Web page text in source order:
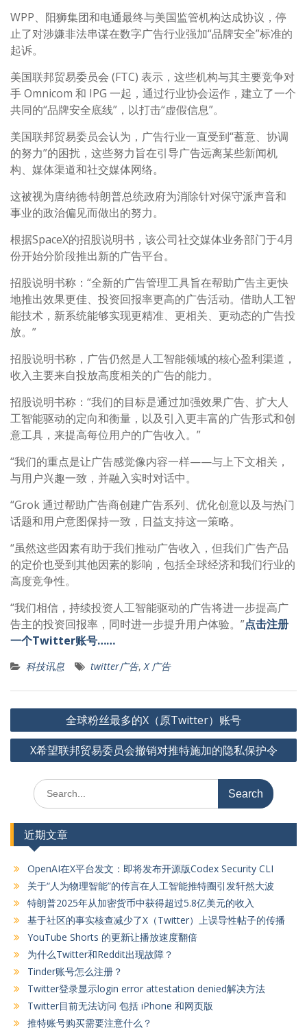
WPP、阳狮集团和电通最终与美国监管机构达成协议，停
止了对涉嫌非法串谋在数字广告行业强加“品牌安全”标准的
起诉。
美国联邦贸易委员会 (FTC) 表示，这些机构与其主要竞争对
手 Omnicom 和 IPG 一起，通过行业协会运作，建立了一个
共同的“品牌安全底线”，以打击“虚假信息”。
美国联邦贸易委员会认为，广告行业一直受到“蓄意、协调
的努力”的困扰，这些努力旨在引导广告远离某些新闻机
构、媒体渠道和社交媒体网络。
这被视为唐纳德·特朗普总统政府为消除针对保守派声音和
事业的政治偏见而做出的努力。
根据SpaceX的招股说明书，该公司社交媒体业务部门于4月
份开始分阶段推出新的广告平台。
招股说明书称：“全新的广告管理工具旨在帮助广告主更快
地推出效果更佳、投资回报率更高的广告活动。借助人工智
能技术，新系统能够实现更精准、更相关、更动态的广告投
放。”
招股说明书称，广告仍然是人工智能领域的核心盈利渠道，
收入主要来自投放高度相关的广告的能力。
招股说明书称：“我们的目标是通过加强效果广告、扩大人
工智能驱动的定向和衡量，以及引入更丰富的广告形式和创
意工具，来提高每位用户的广告收入。”
“我们的重点是让广告感觉像内容一样——与上下文相关，
与用户兴趣一致，并融入实时对话中。
“Grok 通过帮助广告商创建广告系列、优化创意以及与热门
话题和用户意图保持一致，日益支持这一策略。
“虽然这些因素有助于我们推动广告收入，但我们广告产品
的定价也受到其他因素的影响，包括全球经济和我们行业的
高度竞争性。
“我们相信，持续投资人工智能驱动的广告将进一步提高广
告主的投资回报率，同时进一步提升用户体验。”点击注册
一个Twitter账号……
科技讯息 twitter广告,X 广告
文
章
全球粉丝最多的X（原Twitter）账号
X希望联邦贸易委员会撤销对推特施加的隐私保护令
Search
for:
近期文章
OpenAI在X平台发文：即将发布开源版Codex Security CLI
关于“人为物理智能”的传言在人工智能推特圈引发轩然大波
特朗普2025年从加密货币中获得超过5.8亿美元的收入
基于社区的事实核查减少了X（Twitter）上误导性帖子的传播
YouTube Shorts 的更新让播放速度翻倍
为什么Twitter和Reddit出现故障？
Tinder账号怎么注册？
Twitter登录显示login error attestation denied解决方法
Twitter目前无法访问 包括 iPhone 和网页版
推特账号购买需要注意什么？